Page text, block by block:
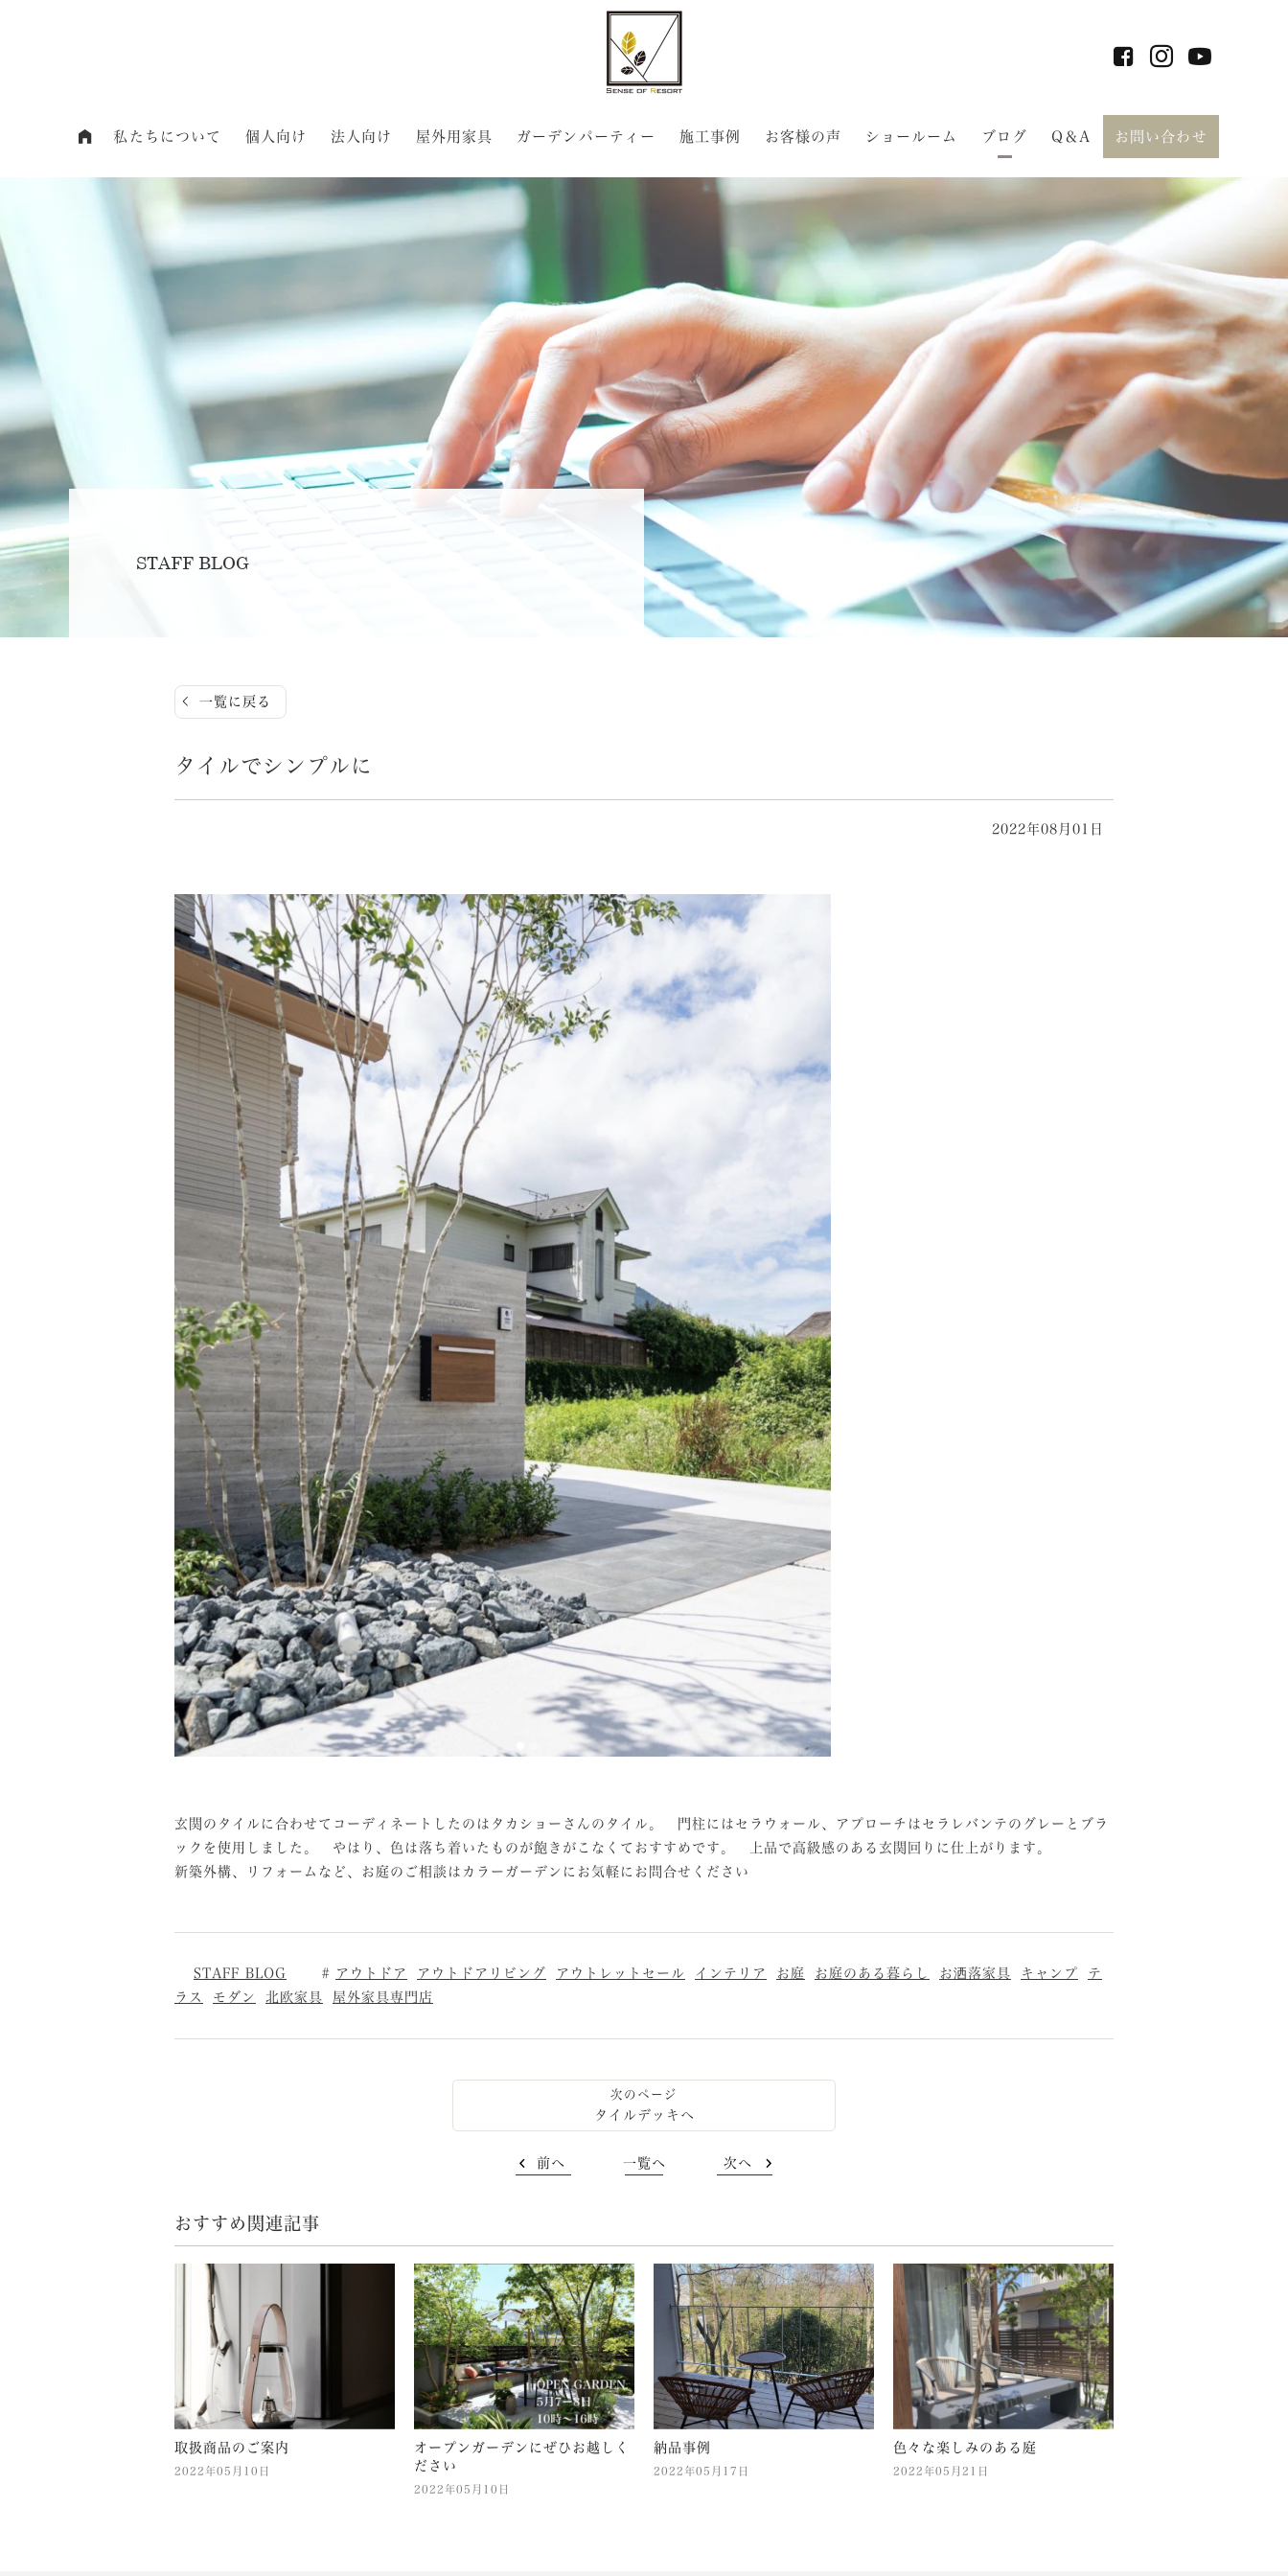
私たちについて 個人向け 法人向け 屋外用家具 ガーデンパーティー 施工事例 お客様の声 ショールーム ブログ Q＆A お問い合わせ
STAFF BLOG
一覧に戻る
タイルでシンプルに
2022年08月01日
玄関のタイルに合わせてコーディネートしたのはタカショーさんのタイル。 門柱にはセラウォール、アプローチはセラレバンテのグレーとブラ
ックを使用しました。 やはり、色は落ち着いたものが飽きがこなくておすすめです。 上品で高級感のある玄関回りに仕上がります。
新築外構、リフォームなど、お庭のご相談はカラーガーデンにお気軽にお問合せください
STAFF BLOG アウトドア アウトドアリビング アウトレットセール インテリア お庭 お庭のある暮らし お洒落家具 キャンプ
テ
ラス
モダン 北欧家具 屋外家具専門店
タイルデッキへ
前へ 一覧へ 次へ
おすすめ関連記事
取扱商品のご案内
2022年05月10日
オープンガーデンにぜひお越しく
ださい
2022年05月10日
納品事例
2022年05月17日
色々な楽しみのある庭
2022年05月21日